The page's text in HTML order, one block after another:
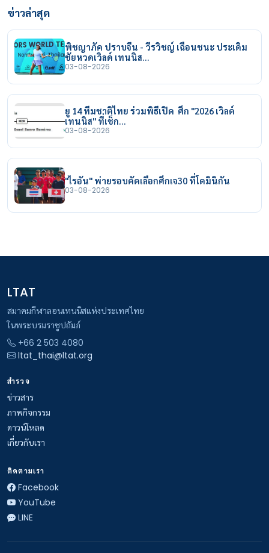
ข่าวล่าสุด
พิชญาภัค ปราบจีน - วีรวิชญ์ เฉือนชนะ ประเดิม
ชัยหวดเวิลด์ เทนนิส…
03-08-2026
ยู 14 ทีมชาติไทย ร่วมพิธีเปิด ศึก "2026 เวิลด์
เทนนิส" ที่เช็ก…
03-08-2026
"ไรอัน" พ่ายรอบคัดเลือกศึกเจ30 ที่โดมินิกัน
03-08-2026
LTAT
สมาคมกีฬาลอนเทนนิสแห่งประเทศไทย
ในพระบรมราชูปถัมภ์
+66 2 503 4080
ltat_thai@ltat.org
สำรวจ
ข่าวสาร
ภาพกิจกรรม
ดาวน์โหลด
เกี่ยวกับเรา
ติดตามเรา
Facebook
YouTube
LINE